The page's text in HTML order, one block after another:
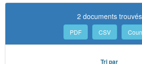
2 documents trouvés
PDF CSV
Tri par